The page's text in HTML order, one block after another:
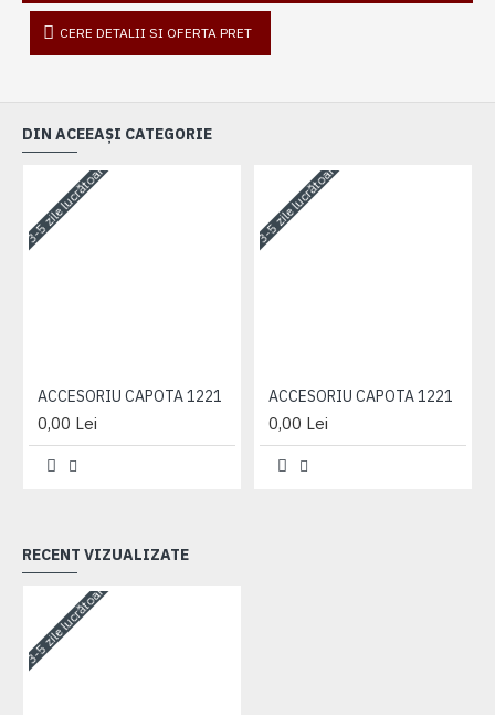
CERE DETALII SI OFERTA PRET
DIN ACEEAȘI CATEGORIE
3-5 zile lucrătoare
ACCESORIU CAPOTA 1221
0,00 Lei
3-5 zile lucrătoare
ACCESORIU CAPOTA 1221
0,00 Lei
RECENT VIZUALIZATE
3-5 zile lucrătoare